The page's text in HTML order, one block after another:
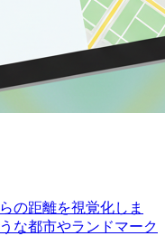
の距離を視覚化しま
な都市やランドマーク